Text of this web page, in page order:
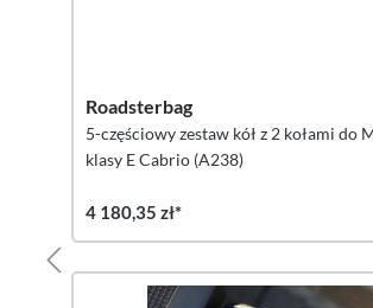
Roadsterbag
5-częściowy zestaw kół z 2 kołami do
klasy E Cabrio (A238)
4 180,35 zł*